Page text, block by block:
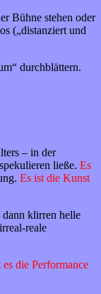
Bühne stehen oder
(„distanziert und
durchblättern.
– in der
ließe. Es
Es ist die Kunst
klirren helle
reale
es die Performance